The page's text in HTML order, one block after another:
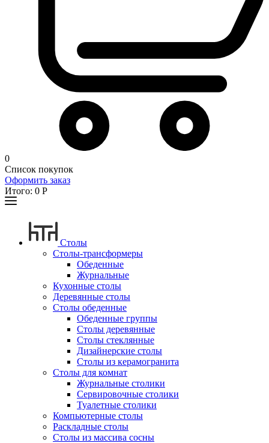
0
Список покупок
Оформить заказ
Итого: 0 Р
Столы
Столы-трансформеры
Обеденные
Журнальные
Кухонные столы
Деревянные столы
Столы обеденные
Обеденные группы
Столы деревянные
Столы стеклянные
Дизайнерские столы
Столы из керамогранита
Столы для комнат
Журнальные столики
Сервировочные столики
Туалетные столики
Компьютерные столы
Раскладные столы
Столы из массива сосны